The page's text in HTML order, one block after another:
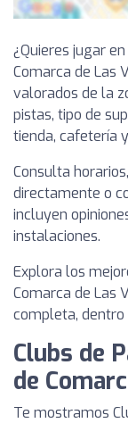
¿Quieres jugar
Comarca de Las
valorados de la
pistas, tipo de
tienda, cafetería
Consulta
directamente o
incluyen
instalaciones.
Explora los
Comarca de Las
completa,
Clubs de
de
Te mostramos